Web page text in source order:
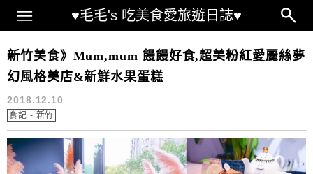
♥毛毛's 吃美食愛旅遊日誌♥
Main Menu
新竹網美店
新竹美食》Mum,mum 饅饅好食,超美粉紅愛麗絲夢
幻風格美店&新鮮水果蛋糕
2018.12.10
食記 - 新竹